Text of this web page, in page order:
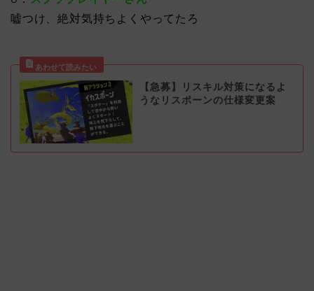
嘘つけ、絶対気持ちよくやってたろ
【急募】リスキル対策になるよ
うなリスポーンの仕様変更案